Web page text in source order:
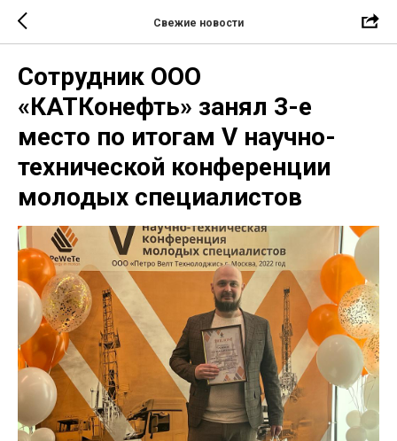
Свежие новости
Сотрудник ООО
«КАТКонефть» занял 3-е
место по итогам V научно-
технической конференции
молодых специалистов